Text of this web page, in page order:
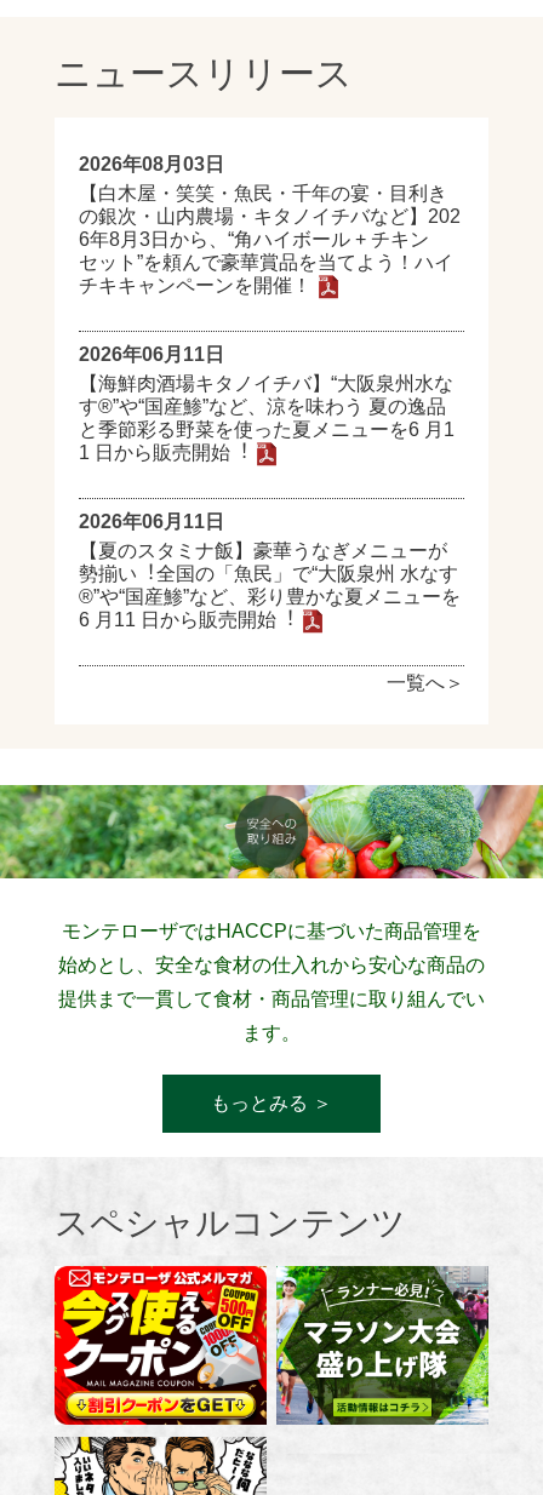
ニュースリリース
2026年08月03日
【白木屋・笑笑・魚民・千年の宴・目利き
の銀次・山内農場・キタノイチバなど】202
6年8月3日から、“角ハイボール + チキン
セット”を頼んで豪華賞品を当てよう！ハイ
チキキャンペーンを開催！
2026年06月11日
【海鮮⾁酒場キタノイチバ】“⼤阪泉州⽔な
す®”や“国産鯵”など、涼を味わう 夏の逸品
と季節彩る野菜を使った夏メニューを6 ⽉1
1 ⽇から販売開始︕
2026年06月11日
【夏のスタミナ飯】豪華うなぎメニューが
勢揃い︕全国の「⿂⺠」で“⼤阪泉州 ⽔なす
®”や“国産鯵”など、彩り豊かな夏メニューを
6 ⽉11 ⽇から販売開始︕
一覧へ＞
モンテローザではHACCPに基づいた商品管理を
始めとし、安全な食材の仕入れから安心な商品の
提供まで一貫して食材・商品管理に取り組んでい
ます。
もっとみる ＞
スペシャルコンテンツ